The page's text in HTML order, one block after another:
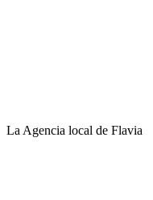
La Agencia local de Flavia